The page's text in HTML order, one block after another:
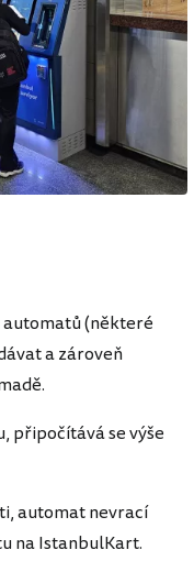
(některé
a zároveň
připočítává se výše
automat nevrací
na IstanbulKart.